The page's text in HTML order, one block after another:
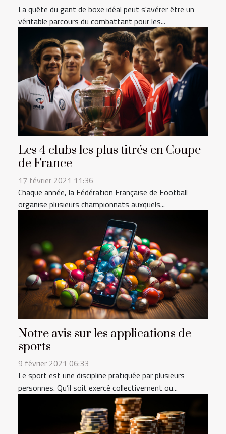
La quête du gant de boxe idéal peut s'avérer être un
véritable parcours du combattant pour les...
Les 4 clubs les plus titrés en Coupe
de France
17 février 2021 11:36
Chaque année, la Fédération Française de Football
organise plusieurs championnats auxquels...
Notre avis sur les applications de
sports
9 février 2021 06:33
Le sport est une discipline pratiquée par plusieurs
personnes. Qu’il soit exercé collectivement ou...